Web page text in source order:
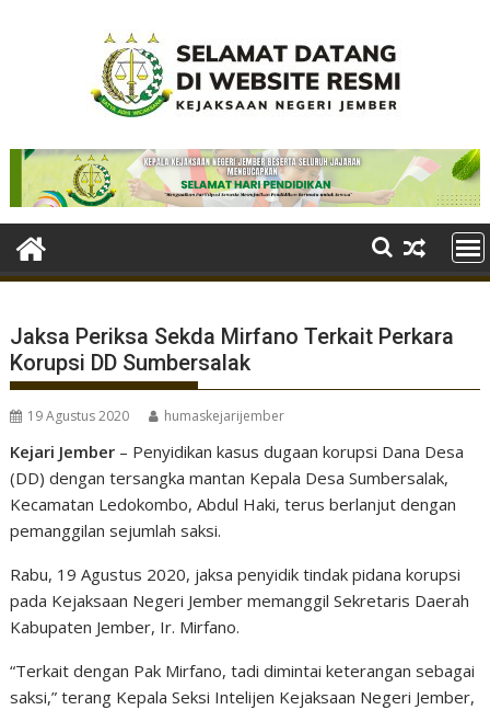
Jaksa Periksa Sekda Mirfano Terkait Perkara
Korupsi DD Sumbersalak
19 Agustus 2020 humaskejarijember
Kejari Jember – Penyidikan kasus dugaan korupsi Dana Desa
(DD) dengan tersangka mantan Kepala Desa Sumbersalak,
Kecamatan Ledokombo, Abdul Haki, terus berlanjut dengan
pemanggilan sejumlah saksi.
Rabu, 19 Agustus 2020, jaksa penyidik tindak pidana korupsi
pada Kejaksaan Negeri Jember memanggil Sekretaris Daerah
Kabupaten Jember, Ir. Mirfano.
“Terkait dengan Pak Mirfano, tadi dimintai keterangan sebagai
saksi,” terang Kepala Seksi Intelijen Kejaksaan Negeri Jember,